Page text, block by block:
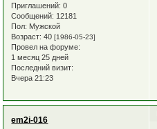
Приглашений: 0
Сообщений: 12181
Пол: Мужской
Возраст: 40[1986-05-23]
Провел на форуме:
1 месяц 25 дней
Последний визит:
Вчера 21:23
em2i-016